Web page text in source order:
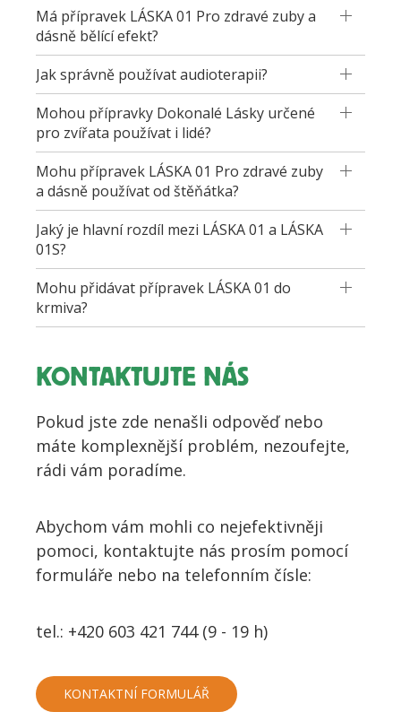
Má přípravek LÁSKA 01 Pro zdravé zuby a
dásně bělící efekt?
Jak správně používat audioterapii?
Mohou přípravky Dokonalé Lásky určené
pro zvířata používat i lidé?
Mohu přípravek LÁSKA 01 Pro zdravé zuby
a dásně používat od štěňátka?
Jaký je hlavní rozdíl mezi LÁSKA 01 a LÁSKA
01S?
Mohu přidávat přípravek LÁSKA 01 do
krmiva?
KONTAKTUJTE NÁS
Pokud jste zde nenašli odpověď nebo
máte komplexnější problém, nezoufejte,
rádi vám poradíme.
Abychom vám mohli co nejefektivněji
pomoci, kontaktujte nás prosím pomocí
formuláře nebo na telefonním čísle:
tel.: +420 603 421 744 (9 - 19 h)
KONTAKTNÍ FORMULÁŘ